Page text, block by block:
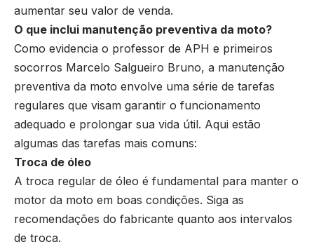
aumentar seu valor de venda.
O que inclui manutenção preventiva da moto?
Como evidencia o professor de APH e primeiros
socorros Marcelo Salgueiro Bruno, a manutenção
preventiva da moto envolve uma série de tarefas
regulares que visam garantir o funcionamento
adequado e prolongar sua vida útil. Aqui estão
algumas das tarefas mais comuns:
Troca de óleo
A troca regular de óleo é fundamental para manter o
motor da moto em boas condições. Siga as
recomendações do fabricante quanto aos intervalos
de troca.